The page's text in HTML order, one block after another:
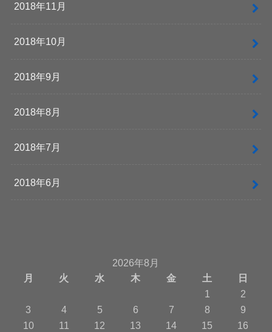
2018年11月
2018年10月
2018年9月
2018年8月
2018年7月
2018年6月
2026年8月
月
火 水 木 金 土
日
1
2
3
4 5 6 7 8
9
10
11 12 13 14 15 16